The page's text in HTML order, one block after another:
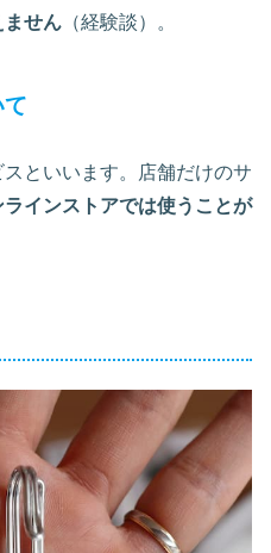
ません （経験談）。
といいます。店舗だけのサ
ラインストアでは使うことが